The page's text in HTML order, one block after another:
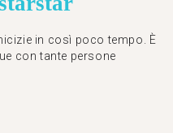
in così poco tempo. È
con tante persone